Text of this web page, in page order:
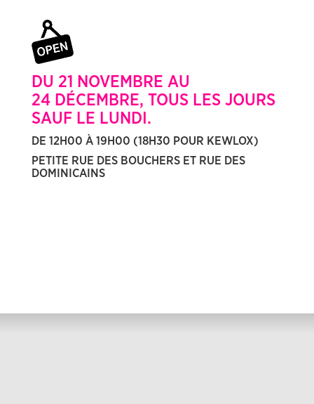
DU 21 NOVEMBRE AU
24 DÉCEMBRE, TOUS LES JOURS
SAUF LE LUNDI.
DE 12H00 À 19H00 (18H30 POUR KEWLOX)
PETITE RUE DES BOUCHERS ET RUE DES
DOMINICAINS